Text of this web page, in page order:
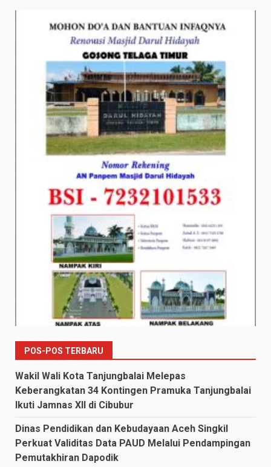
POS-POS TERBARU
Wakil Wali Kota Tanjungbalai Melepas
Keberangkatan 34 Kontingen Pramuka Tanjungbalai
Ikuti Jamnas XII di Cibubur
Dinas Pendidikan dan Kebudayaan Aceh Singkil
Perkuat Validitas Data PAUD Melalui Pendampingan
Pemutakhiran Dapodik